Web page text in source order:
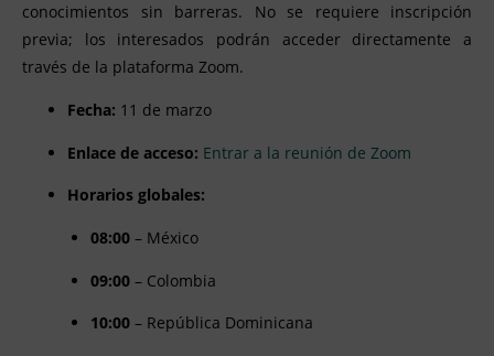
conocimientos sin barreras. No se requiere inscripción
previa; los interesados podrán acceder directamente a
través de la plataforma Zoom.
Fecha: 11 de marzo
Enlace de acceso: Entrar a la reunión de Zoom
Horarios globales:
08:00– México
09:00– Colombia
10:00– República Dominicana